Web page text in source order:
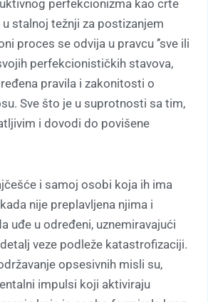
perfekcionizma kao crte
stalnoj težnji za postizanjem
proces se odvija u pravcu ’’sve ili
perfekcionističkih stavova,
pravila i zakonitosti o
Sve što je u suprotnosti sa tim,
i dovodi do povišene
i samoj osobi koja ih ima
nije preplavljena njima i
uđe u određeni, uznemiravajući
veze podleže katastrofizaciji.
opsesivnih misli su,
impulsi koji aktiviraju